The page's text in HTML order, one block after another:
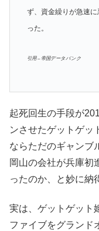
ず、資金繰りが急速
った。
引用 – 帝国データバンク
起死回生の手段が
ンさせたゲットゲッ
ならただのギャンブ
岡山の会社が兵庫初
ったのか、と妙に納
実は、ゲットゲット
ファイブをグランド